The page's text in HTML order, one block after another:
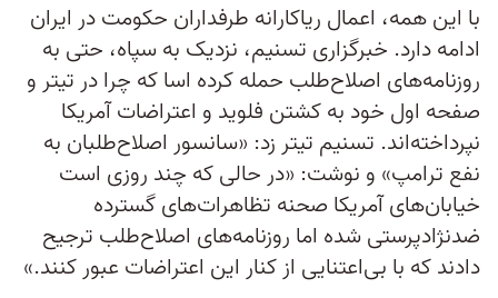
با این همه، اعمال ریاکارانه طرفداران حکومت در ایران
ادامه دارد. خبرگزاری تسنیم، نزدیک به سپاه، حتی به
روزنامه‌های اصلاح‌طلب حمله کرده اسا که چرا در تیتر و
صفحه اول خود به کشتن فلوید و اعتراضات آمریکا
نپرداخته‌اند. تسنیم تیتر زد: «سانسور اصلاح‌طلبان به
نفع ترامپ» و نوشت: «در حالی که چند روزی است
خیابان‌های آمریکا صحنه تظاهرات‌های گسترده
ضدنژادپرستی شده اما روزنامه‌های اصلاح‌طلب ترجیح
دادند که با بی‌اعتنایی از کنار این اعتراضات عبور کنند.»